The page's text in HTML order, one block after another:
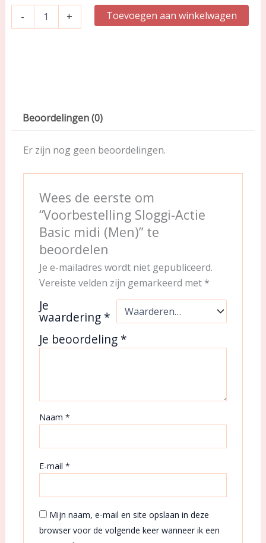
- + Toevoegen aan winkelwagen
Beoordelingen (0)
Er zijn nog geen beoordelingen.
Wees de eerste om
“Voorbestelling Sloggi-Actie
Basic midi (Men)” te
beoordelen
Je e-mailadres wordt niet gepubliceerd.
Vereiste velden zijn gemarkeerd met *
Je
waardering *
Je beoordeling *
Naam*
E-mail*
Mijn naam, e-mail en site opslaan in deze
browser voor de volgende keer wanneer ik een